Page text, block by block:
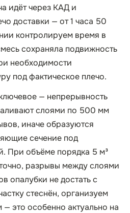
идёт через КАД и
доставки — от 1 часа 50
контролируем время в
сохраняла подвижность
необходимости
под фактическое плечо.
— непрерывность
слоями по 500 мм
иначе образуются
сечение под
При объёме порядка 5 м³
разрывы между слоями
опалубки не достать с
стеснён, организуем
это особенно актуально на